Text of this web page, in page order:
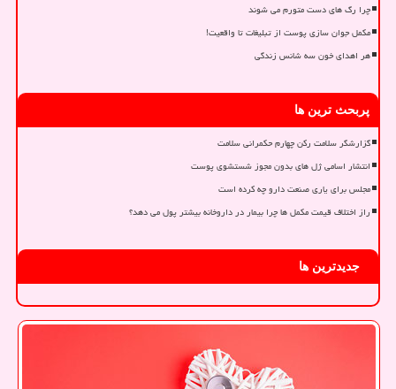
چرا رگ های دست متورم می شوند
مکمل جوان سازی پوست از تبلیغات تا واقعیت!
هر اهدای خون سه شانس زندگی
پربحث ترین ها
گزارشگر سلامت رکن چهارم حکمرانی سلامت
انتشار اسامی ژل های بدون مجوز شستشوی پوست
مجلس برای یاری صنعت دارو چه کرده است
راز اختلاف قیمت مکمل ها چرا بیمار در داروخانه بیشتر پول می دهد؟
جدیدترین ها